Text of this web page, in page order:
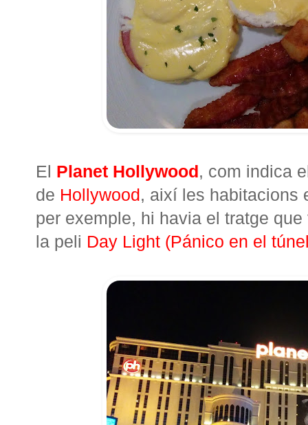
El Planet Hollywood, com indica
de Hollywood, així les habitacions
per exemple, hi havia el tratge
la peli Day Light (Pánico en el